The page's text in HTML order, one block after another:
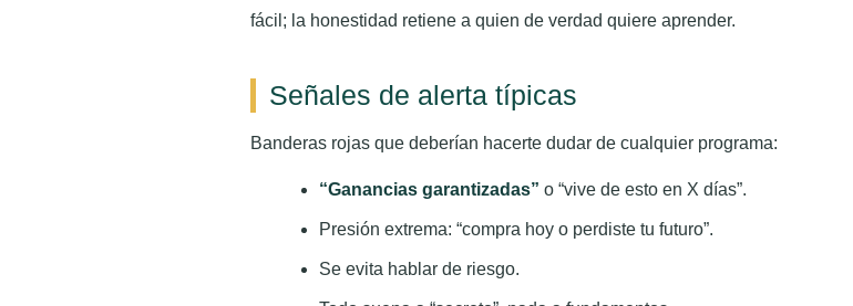
fácil; la honestidad retiene a quien de verdad quiere aprender.
Señales de alerta típicas
Banderas rojas que deberían hacerte dudar de cualquier programa:
“Ganancias garantizadas” o “vive de esto en X días”.
Presión extrema: “compra hoy o perdiste tu futuro”.
Se evita hablar de riesgo.